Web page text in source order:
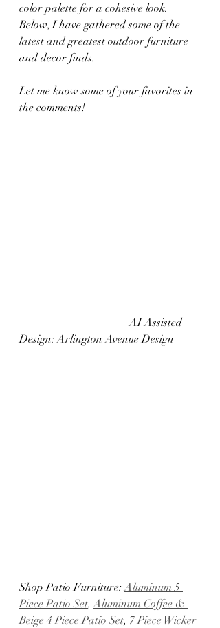
color palette for a cohesive look.
Below, I have gathered some of the
latest and greatest outdoor furniture
and decor finds.
Let me know some of your favorites in
the comments!
				AI Assisted
Design: Arlington Avenue Design
Shop Patio Furniture: Aluminum 5
Piece Patio Set, Aluminum Coffee &
Beige 4 Piece Patio Set, 7 Piece Wicker